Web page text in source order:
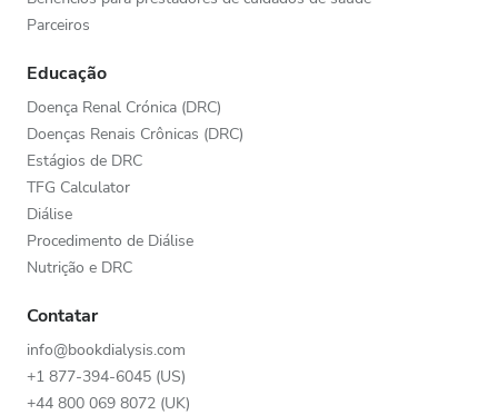
Parceiros
Educação
Doença Renal Crónica (DRC)
Doenças Renais Crônicas (DRC)
Estágios de DRC
TFG Calculator
Diálise
Procedimento de Diálise
Nutrição e DRC
Contatar
info@bookdialysis.com
+1 877-394-6045 (US)
+44 800 069 8072 (UK)